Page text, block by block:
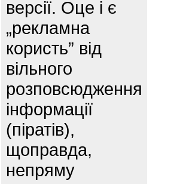
версії. Оце і є
„рекламна
користь” від
вільного
розповсюдження
інформації
(піратів),
щоправда,
непряму